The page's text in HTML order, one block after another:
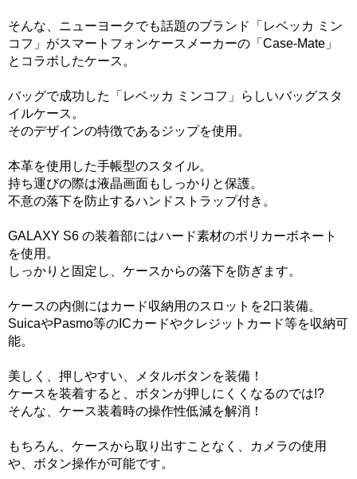
そんな、ニューヨークでも話題のブランド「レベッカ ミン
コフ」がスマートフォンケースメーカーの「Case-Mate」
とコラボしたケース。
バッグで成功した「レベッカ ミンコフ」らしいバッグスタ
イルケース。
そのデザインの特徴であるジップを使用。
本革を使用した手帳型のスタイル。
持ち運びの際は液晶画面もしっかりと保護。
不意の落下を防止するハンドストラップ付き。
GALAXY S6 の装着部にはハード素材のポリカーボネート
を使用。
しっかりと固定し、ケースからの落下を防ぎます。
ケースの内側にはカード収納用のスロットを2口装備。
SuicaやPasmo等のICカードやクレジットカード等を収納可
能。
美しく、押しやすい、メタルボタンを装備！
ケースを装着すると、ボタンが押しにくくなるのでは!?
そんな、ケース装着時の操作性低減を解消！
もちろん、ケースから取り出すことなく、カメラの使用
や、ボタン操作が可能です。